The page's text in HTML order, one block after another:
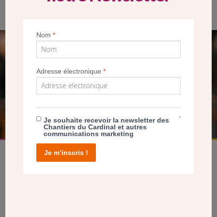
SEUL VOTRE DON
NOUS PERMET D’AGIR
FAIRE UN DON
Nom*
Adresse électronique*
Je souhaite recevoir la newsletter des
Chantiers du Cardinal et autres
communications marketing
*
Je m’inscris !